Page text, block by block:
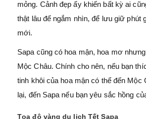
mỏng. Cảnh đẹp ấy khiến bất kỳ ai
thật lâu để ngắm nhìn, để lưu giữ phút
mới.
Sapa cũng có hoa mận, hoa mơ
Mộc Châu. Chính cho nên, nếu bạn
tinh khôi của hoa mận có thể đến Mộc
lại, đến Sapa nếu bạn yêu sắc hồng
Tọa độ vàng du lịch Tết Sapa